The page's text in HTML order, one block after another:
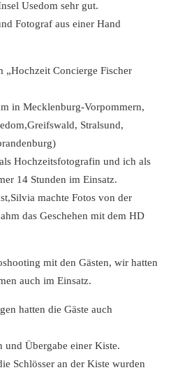
Usedom sehr gut.
Fotograf aus einer Hand
„Hochzeit Concierge Fischer
in Mecklenburg-Vorpommern,
Stralsund,
Hochzeitsfotografin und ich als
14 Stunden im Einsatz.
machte Fotos von der
das Geschehen mit dem HD
mit den Gästen, wir hatten
auch im Einsatz.
hatten die Gäste auch
und Übergabe einer Kiste.
Schlösser an der Kiste wurden